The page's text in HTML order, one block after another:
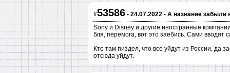
#53586- 24.07.2022 - А название забыли
Sony и Disney и другие иностранные
бля, перемога, вот это заебись. Сами вводят
Кто там пиздел, что все уйдут из России, да
отсюда уйдут.